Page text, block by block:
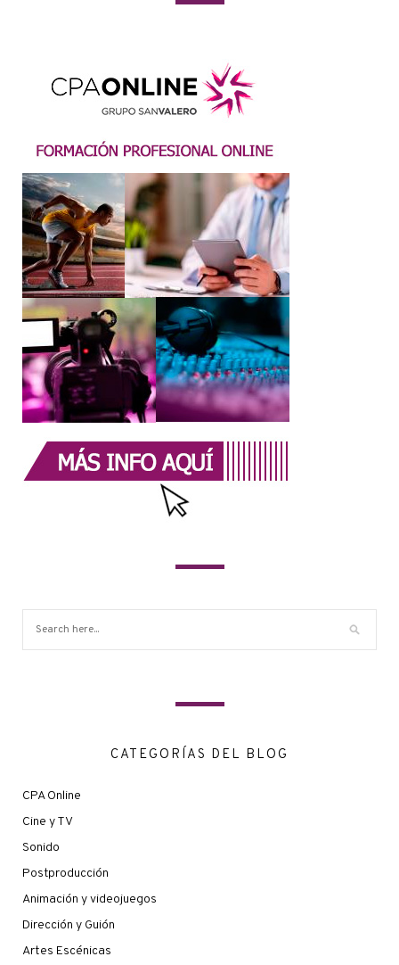
CATEGORÍAS DEL BLOG
CPA Online
Cine y TV
Sonido
Postproducción
Animación y videojuegos
Dirección y Guión
Artes Escénicas